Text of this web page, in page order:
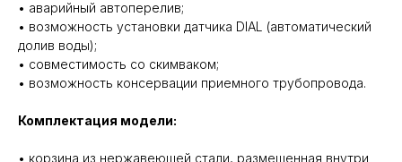
• аварийный автоперелив;
• возможность установки датчика DIAL (автоматический
долив воды);
• совместимость со скимваком;
• возможность консервации приемного трубопровода.
Комплектация модели:
• корзина из нержавеющей стали, размещенная внутри